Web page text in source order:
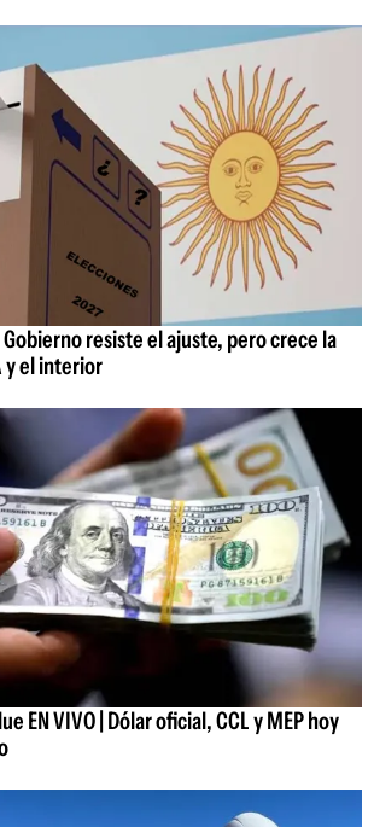
Gobierno resiste el ajuste, pero crece la
y el interior
EN VIVO | Dólar oficial, CCL y MEP hoy